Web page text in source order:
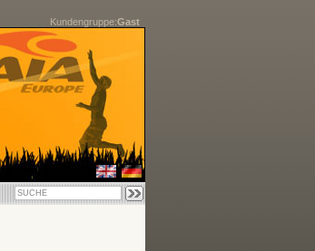
Kundengruppe:Gast